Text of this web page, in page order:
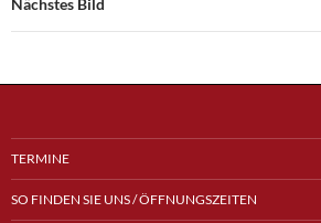
Nächstes Bild
TERMINE
SO FINDEN SIE UNS / ÖFFNUNGSZEITEN